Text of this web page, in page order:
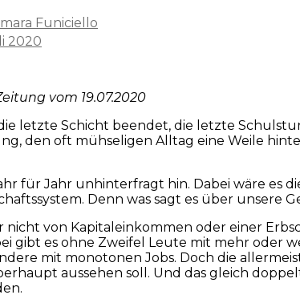
Funiciello
2020
vom 19.07.2020
den oft mühseligen Alltag eine Weile
für Jahr unhinterfragt hin. Dabei wäre es
Denn was sagt es über unsere
nicht von Kapitaleinkommen oder einer
gibt es ohne Zweifel Leute mit mehr
mit monotonen Jobs. Doch die
aussehen soll. Und das gleich